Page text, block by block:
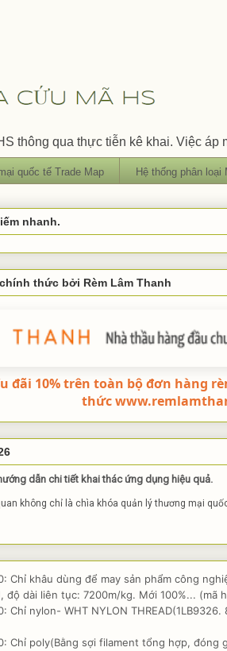
thông qua thực tiễn kê khai. Việc
quốc tế Trade Map Hệ thống phân loại
nhanh.
thức bởi Rèm Lâm Thanh
đãi 10% trên toàn bộ đơn hàng
thức
dẫn chi tiết khai thác ứng dụng hiệu quả.
không chỉ là chìa khóa quản lý thương mại
Chỉ khâu dùng để may sản phẩm công
độ dài liên tục: 7200m/kg. Mới 100%... (mã
Chỉ nylon- WHT NYLON
Chỉ poly(Bằng sợi filament tổng hợp,